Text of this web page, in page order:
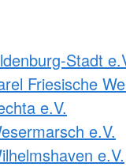
Stadt
Friesische
e.V.
e.V.
e.V.